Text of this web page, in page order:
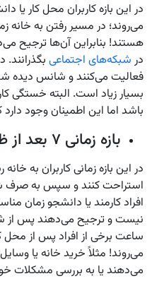
در این بازه کاربران محل کار یا
می‌روند؛ در مسیر رفتن به خانه
هستند! بنابراین آن‌ها ترجیح
در شبکه‌های اجتماعی بگذرانند.
فعالیت می‌کنند و شانس دیده
بسیار زیاد است. البته خستگی
باشد اما این اطمینان وجود
بازه زمانی ۷ بعد از ظهر تا ۹ شب
در این بازه زمانی کاربران به
استراحت کنند و سپس به صرف
افراد کارمند یا دانشجو زمان
نیست و ترجیح می‌دهند پس از
ساعت برخی از افراد پس از محل
می‌روند! مثلاً خرید خانه یا
می‌دهند یا به بررسی مشکلات